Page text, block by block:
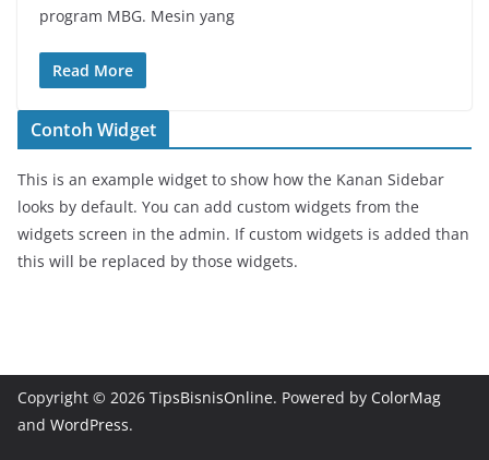
program MBG. Mesin yang
Read More
Contoh Widget
This is an example widget to show how the Kanan Sidebar
looks by default. You can add custom widgets from the
widgets screen in the admin. If custom widgets is added than
this will be replaced by those widgets.
Copyright © 2026 TipsBisnisOnline. Powered by ColorMag
and WordPress.